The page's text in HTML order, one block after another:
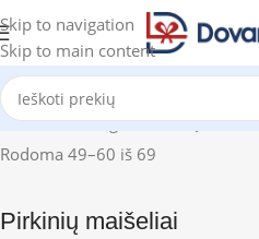
Skip to navigation
Skip to main content
Pradžia Katalogas Pirkinių
Rodoma 49–60 iš 69
Pirkinių maišeliai